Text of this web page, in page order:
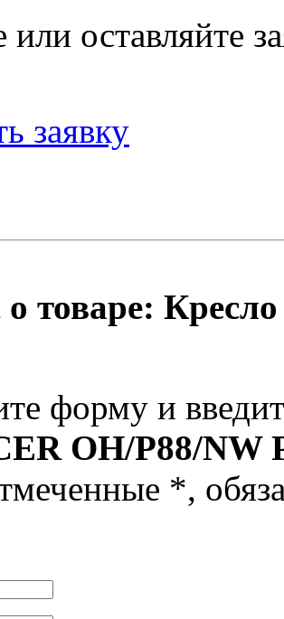
или оставляйте
заявку
товаре:
форму и
OH/P88/NW
*,